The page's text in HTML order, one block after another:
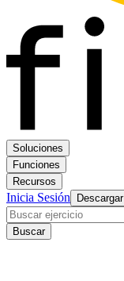
Soluciones
Funciones
Recursos
Inicia Sesión Descargar
Buscar